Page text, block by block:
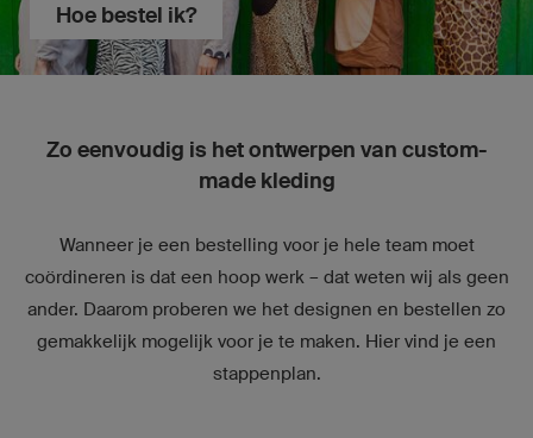
Hoe bestel ik?
Zo eenvoudig is het ontwerpen van custom-
made kleding
Wanneer je een bestelling voor je hele team moet
coördineren is dat een hoop werk – dat weten wij als geen
ander. Daarom proberen we het designen en bestellen zo
gemakkelijk mogelijk voor je te maken. Hier vind je een
stappenplan.